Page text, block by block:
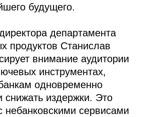
будущего.
департамента
продуктов Станислав
внимание аудитории
инструментах,
одновременно
снижать издержки. Это
небанковскими сервисами